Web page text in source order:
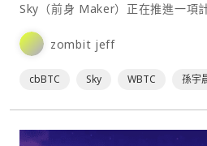
Sky（前身 Maker）正在推進一項
zombit jeff
cbBTC Sky WBTC 孫宇